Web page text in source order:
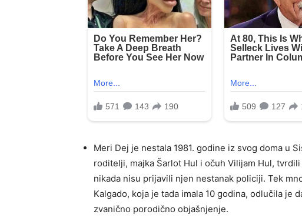
Meri Dej je nestala 1981. godine iz svog doma u
roditelji, majka Šarlot Hul i očuh Vilijam Hul,
nikada nisu prijavili njen nestanak policiji. Tek
Kalgado, koja je tada imala 10 godina, odlučila je
zvanično porodično objašnjenje.